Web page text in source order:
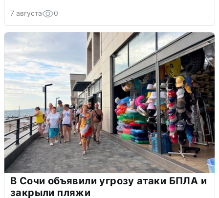
7 августа 0
В Сочи объявили угрозу атаки БПЛА и
закрыли пляжи